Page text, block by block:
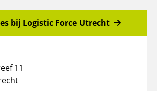
bij Logistic Force Utrecht
11